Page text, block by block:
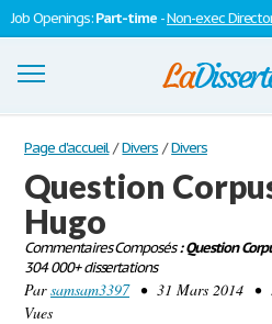
Job Openings:Part-time -Non-exec
Dissertations
S'inscrire
Se connecter
Contactez-nous
Page d'accueil / Divers / Divers
Question
Hugo
Commentaires Composés: Question
304 000+ dissertations
Parsamsam3397• 31 Mars 2014 •
Vues